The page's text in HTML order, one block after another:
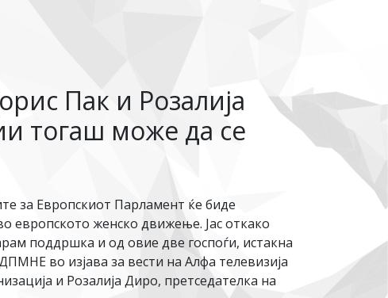
Пак и Розалија
тогаш може да се
за Европскиот Парламент ќе биде
европското женско движење. Јас откако
поддршка и од овие две госпоѓи, истакна
во изјава за вести на Алфа телевизија
и Розалија Диро, претседателка на